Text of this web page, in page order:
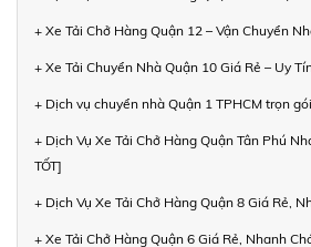
+ Xe Tải Chở Hàng Quận 12 – Vận Chuyển
+ Xe Tải Chuyển Nhà Quận 10 Giá Rẻ – Uy
+ Dịch vụ chuyển nhà Quận 1 TPHCM trọn
+ Dịch Vụ Xe Tải Chở Hàng Quận Tân Phú
TỐT]
+ Dịch Vụ Xe Tải Chở Hàng Quận 8 Giá Rẻ,
+ Xe Tải Chở Hàng Quận 6 Giá Rẻ, Nhanh